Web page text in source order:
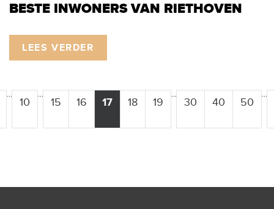
BESTE INWONERS VAN RIETHOVEN
LEES VERDER
...
10
...
15 16 17 18 19
...
30 40 50
...